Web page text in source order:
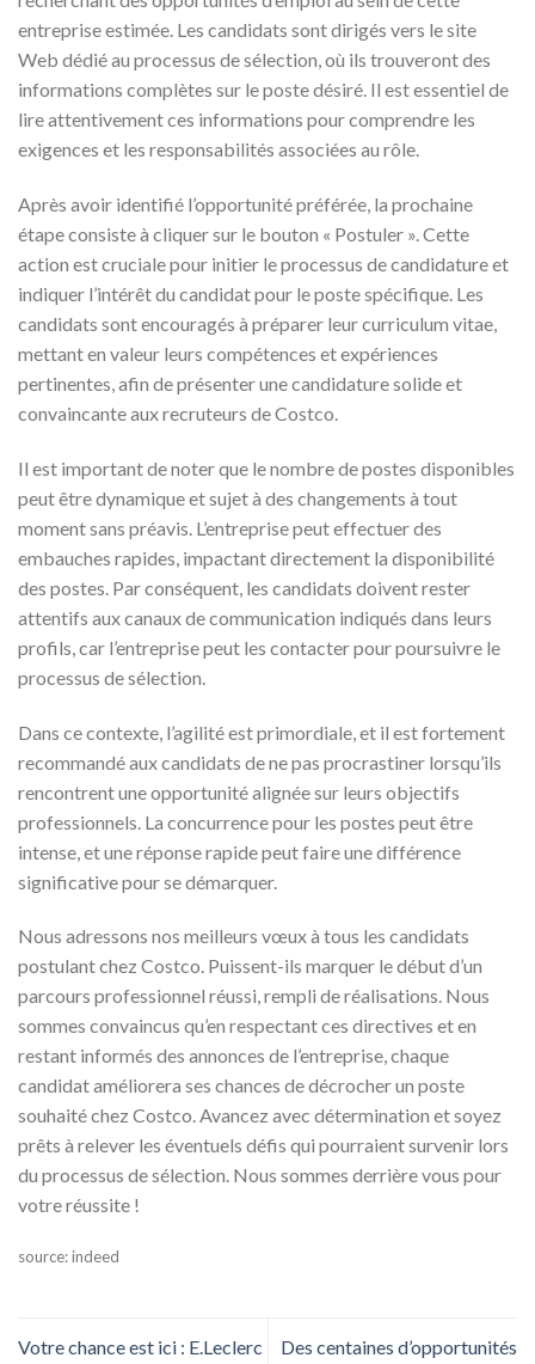
entreprise estimée. Les candidats sont dirigés vers le site
Web dédié au processus de sélection, où ils trouveront des
informations complètes sur le poste désiré. Il est essentiel de
lire attentivement ces informations pour comprendre les
exigences et les responsabilités associées au rôle.
Après avoir identifié l’opportunité préférée, la prochaine
étape consiste à cliquer sur le bouton « Postuler ». Cette
action est cruciale pour initier le processus de candidature et
indiquer l’intérêt du candidat pour le poste spécifique. Les
candidats sont encouragés à préparer leur curriculum vitae,
mettant en valeur leurs compétences et expériences
pertinentes, afin de présenter une candidature solide et
convaincante aux recruteurs de Costco.
Il est important de noter que le nombre de postes disponibles
peut être dynamique et sujet à des changements à tout
moment sans préavis. L’entreprise peut effectuer des
embauches rapides, impactant directement la disponibilité
des postes. Par conséquent, les candidats doivent rester
attentifs aux canaux de communication indiqués dans leurs
profils, car l’entreprise peut les contacter pour poursuivre le
processus de sélection.
Dans ce contexte, l’agilité est primordiale, et il est fortement
recommandé aux candidats de ne pas procrastiner lorsqu’ils
rencontrent une opportunité alignée sur leurs objectifs
professionnels. La concurrence pour les postes peut être
intense, et une réponse rapide peut faire une différence
significative pour se démarquer.
Nous adressons nos meilleurs vœux à tous les candidats
postulant chez Costco. Puissent-ils marquer le début d’un
parcours professionnel réussi, rempli de réalisations. Nous
sommes convaincus qu’en respectant ces directives et en
restant informés des annonces de l’entreprise, chaque
candidat améliorera ses chances de décrocher un poste
souhaité chez Costco. Avancez avec détermination et soyez
prêts à relever les éventuels défis qui pourraient survenir lors
du processus de sélection. Nous sommes derrière vous pour
votre réussite !
source: indeed
Votre chance est ici : E.Leclerc
Des centaines d’opportunités